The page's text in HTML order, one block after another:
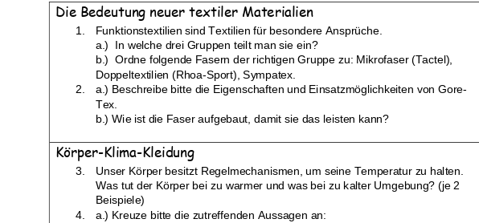
Die Bedeutung neuer textiler Materialien
1.
Funktionstextilien sind Textilien für besondere Ansprüche.
a.)
In welche drei Gruppen teilt man sie ein?
b.) Ordne folgende Fasern der richtigen Gruppe zu: Mikrofaser (Tactel),
Doppeltextilien (Rhoa-Sport), Sympatex.
2.
a.) Beschreibe bitte die Eigenschaften und Einsatzmöglichkeiten von Gore-
Tex.
b.) Wie ist die Faser aufgebaut, damit sie das leisten kann?
Körper-Klima-Kleidung
3. Unser Körper besitzt Regelmechanismen, um seine Temperatur zu halten.
Was tut der Körper bei zu warmer und was bei zu kalter Umgebung? (je 2
Beispiele)
4.
a.) Kreuze bitte die zutreffenden Aussagen an:
Neue textile Materialien
Klima-Kleidung,Modeverhalten,
Produktion von Textilien
von Textilien